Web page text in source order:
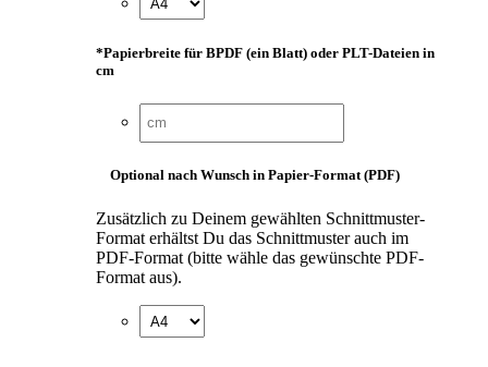
*Papierbreite für BPDF (ein Blatt) oder PLT-Dateien in
cm
Optional nach Wunsch in Papier-Format (PDF)
Zusätzlich zu Deinem gewählten Schnittmuster-
Format erhältst Du das Schnittmuster auch im
PDF-Format (bitte wähle das gewünschte PDF-
Format aus).